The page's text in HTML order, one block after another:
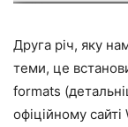
Друга річ, яку
теми, це
formats
офіційному